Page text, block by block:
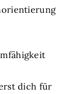
dich für